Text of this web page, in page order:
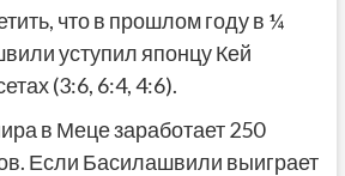
что в прошлом году в ¼
уступил японцу Кей
(3:6, 6:4, 4:6).
в Меце заработает 250
Если Басилашвили выиграет